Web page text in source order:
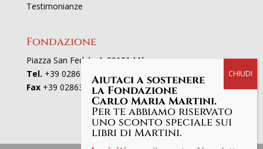
Testimonianze
Fondazione
Piazza San Fedele 4, 20121 Milano
Tel. +39 02863521
Fax+39 0286352801Aiutaci a sostenere
la Fondazione
Carlo Maria Martini.
Per te abbiamo riservato
uno sconto speciale sui
libri di Martini.